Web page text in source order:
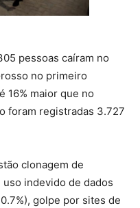
pessoas caíram no
no primeiro
16% maior que no
foram registradas 3.727
clonagem de
indevido de dados
golpe por sites de